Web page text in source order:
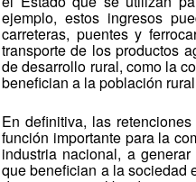
ejemplo, estos ingresos
carreteras, puentes y
transporte de los productos
de desarrollo rural, como la
benefician a la población
En definitiva, las
función importante para la
industria nacional, a
que benefician a la sociedad